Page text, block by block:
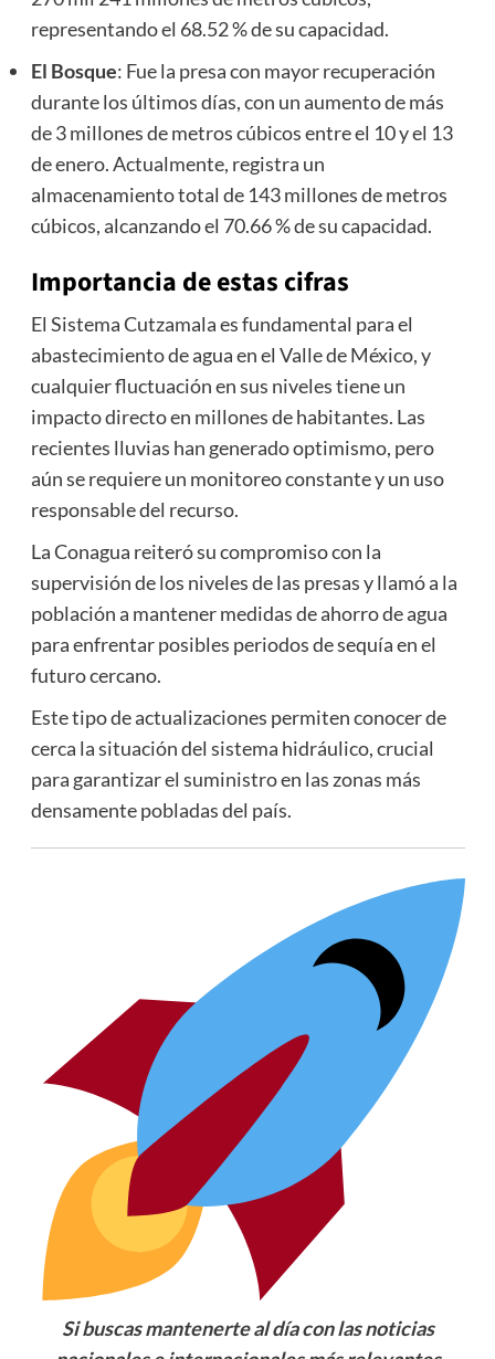
representando el 68.52 % de su capacidad.
El Bosque: Fue la presa con mayor recuperación
durante los últimos días, con un aumento de más
de 3 millones de metros cúbicos entre el 10 y el 13
de enero. Actualmente, registra un
almacenamiento total de 143 millones de metros
cúbicos, alcanzando el 70.66 % de su capacidad.
Importancia de estas cifras
El Sistema Cutzamala es fundamental para el
abastecimiento de agua en el Valle de México, y
cualquier fluctuación en sus niveles tiene un
impacto directo en millones de habitantes. Las
recientes lluvias han generado optimismo, pero
aún se requiere un monitoreo constante y un uso
responsable del recurso.
La Conagua reiteró su compromiso con la
supervisión de los niveles de las presas y llamó a la
población a mantener medidas de ahorro de agua
para enfrentar posibles periodos de sequía en el
futuro cercano.
Este tipo de actualizaciones permiten conocer de
cerca la situación del sistema hidráulico, crucial
para garantizar el suministro en las zonas más
densamente pobladas del país.
Si buscas mantenerte al día con las noticias